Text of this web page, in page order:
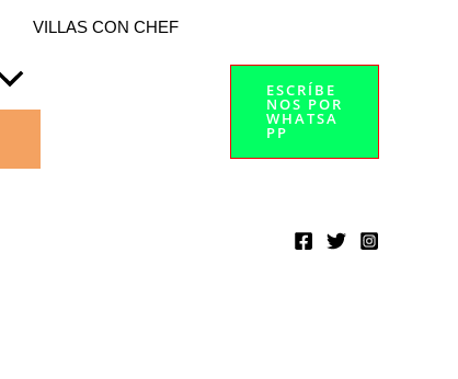
VILLAS CON CHEF
ESCRÍBE
NOS POR
WHATSA
PP